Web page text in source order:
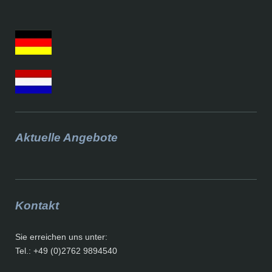
Aktuelle Angebote
Kontakt
Sie erreichen uns unter:
Tel.: +49 (0)2762 9894540